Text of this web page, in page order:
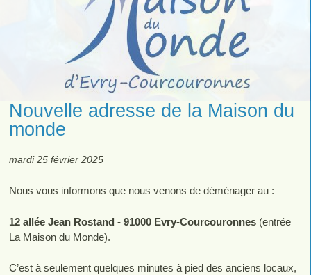
Nouvelle adresse de la Maison du
monde
mardi 25 février 2025
Nous vous informons que nous venons de déménager au :
12 allée Jean Rostand - 91000 Evry-Courcouronnes(entrée
La Maison du Monde).
C’est à seulement quelques minutes à pied des anciens locaux,